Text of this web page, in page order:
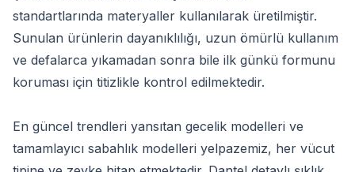
standartlarında materyaller kullanılarak üretilmiştir.
Sunulan ürünlerin dayanıklılığı, uzun ömürlü kullanım
ve defalarca yıkamadan sonra bile ilk günkü formunu
koruması için titizlikle kontrol edilmektedir.
En güncel trendleri yansıtan gecelik modelleri ve
tamamlayıcı sabahlık modelleri yelpazemiz, her vücut